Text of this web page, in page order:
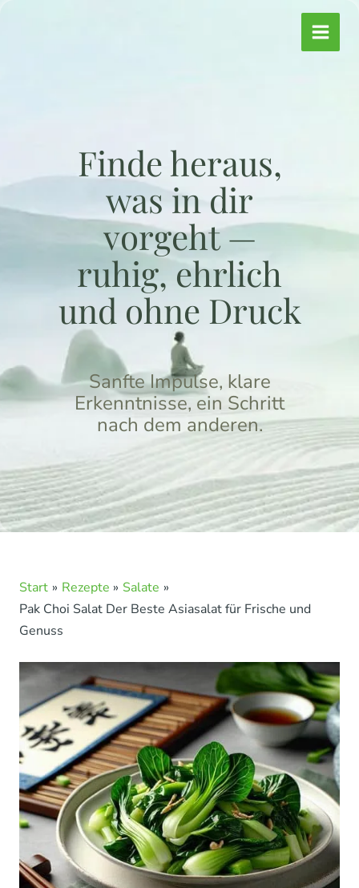
Finde heraus,
was in dir
vorgeht —
ruhig, ehrlich
und ohne Druck
Sanfte Impulse, klare
Erkenntnisse, ein Schritt
nach dem anderen.
Start Rezepte
Salate
Pak Choi Salat Der Beste Asiasalat für Frische und
Genuss